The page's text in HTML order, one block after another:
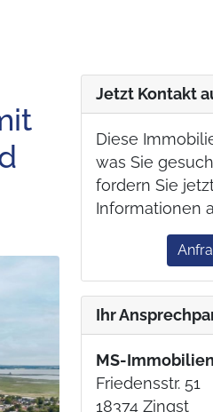
Jetzt Kontakt
Diese
was Sie
fordern Sie
Informationen
Ihr
MS-
Friedensstr. 51
18374 Zingst